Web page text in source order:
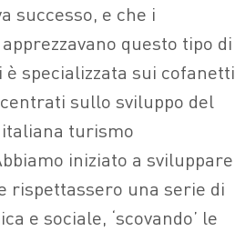
successo, e che i
apprezzavano questo tipo di
specializzata sui cofanetti
sullo sviluppo del
italiana turismo
iniziato a sviluppare
rispettassero una serie di
e sociale, ‘scovando’ le